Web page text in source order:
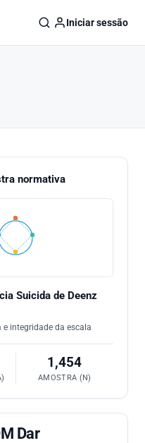
Iniciar sessão
normativa
Suicida de Deenz
integridade da escala
1,454
AMOSTRA (N)
Dar